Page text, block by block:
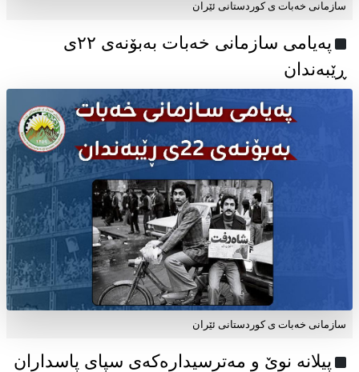
سازمانی خەبات ی کوردستانی ئێران
پەیامی سازمانی خەبات بەبۆنەی ۲۲ی
ڕێبەندان
سازمانی خەبات ی كوردستانی ئێران
پیلانە نوێ و مەترسیدارەکەی سپای پاسداران